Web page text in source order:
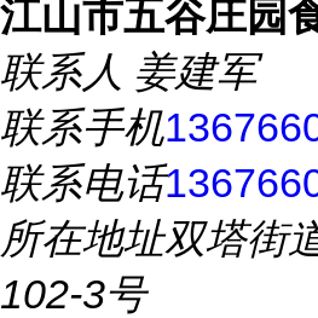
江山市五谷庄园
联系人 姜建军
联系手机
联系电话
所在地址双塔街
102-3号